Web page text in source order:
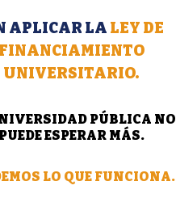
APLICAR LA LEY DE
FINANCIAMIENTO
UNIVERSITARIO.
PÚBLICA NO
PUEDE ESPERAR MÁS.
LO QUE FUNCIONA.